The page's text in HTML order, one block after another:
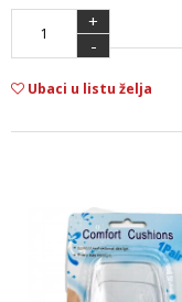
+
-
Ubaci u listu želja